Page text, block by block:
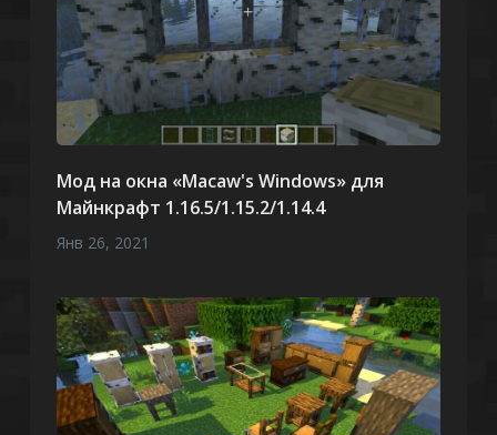
Мод на окна «Macaw's Windows» для
Майнкрафт 1.16.5/1.15.2/1.14.4
Янв 26, 2021